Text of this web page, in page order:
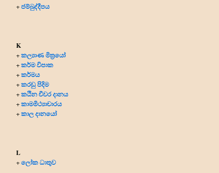
+ජම්බුද්දීපය
K
+කල්‍යාණ මිත්‍රයෝ
+කර්ම විපාක
+කර්මය
+කරඩු පිදිම
+කඨින චීවර දානය
+කාමමිථ්‍යාචාරය
+කාල දානයෝ
L
+ලෝක ධාතුව